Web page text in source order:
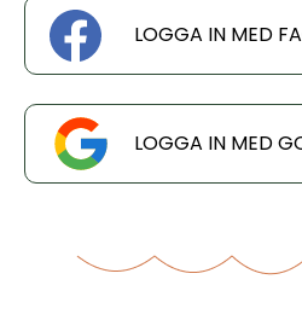
LOGGA IN MED
LOGGA IN MED